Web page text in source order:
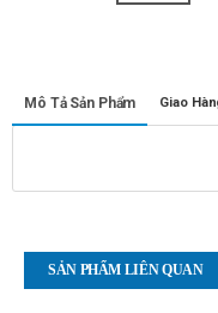
Mô Tả Sản Phẩm Giao
SẢN PHẨM LIÊN QUAN